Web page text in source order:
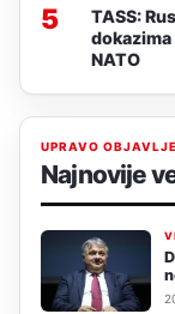
5
TASS:
NATO
UPRAVO
Najnovije